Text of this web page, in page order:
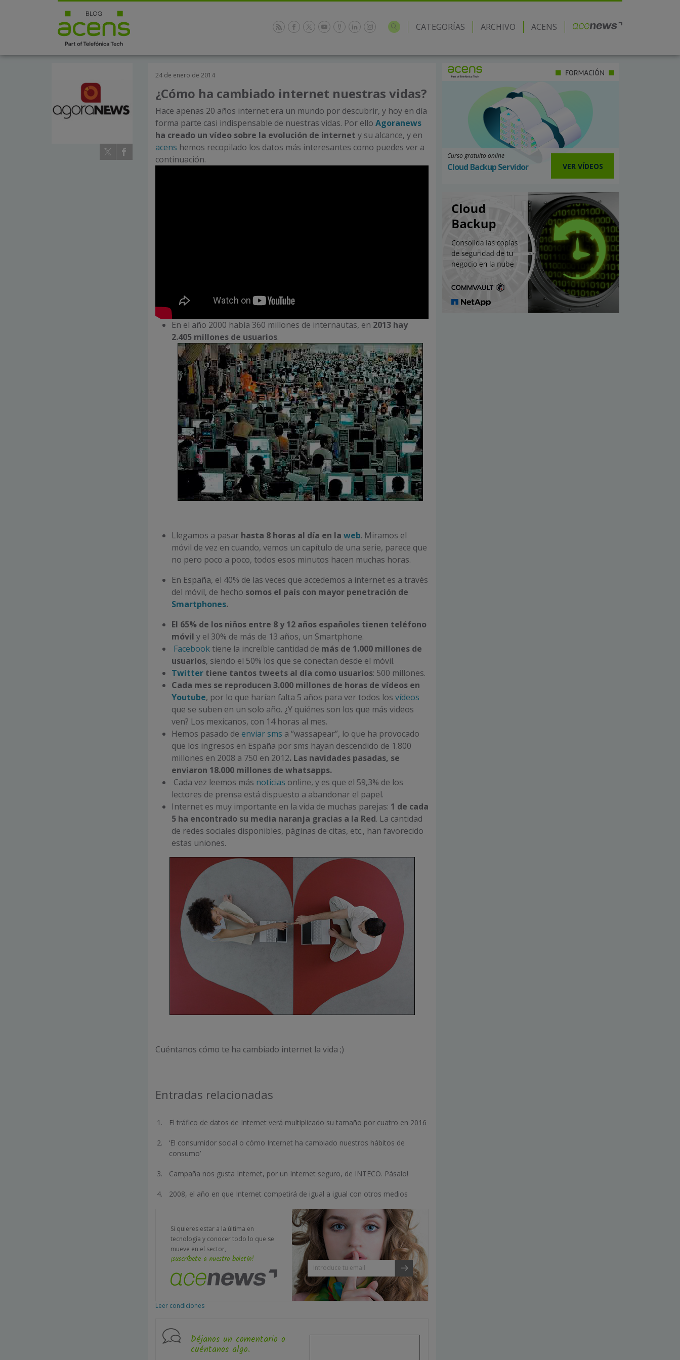
CATEGORÍAS ARCHIVO ACENS
24 de enero de 2014
¿Cómo ha cambiado internet nuestras vidas?
Hace apenas 20 años internet era un mundo por descubrir, y hoy en día
forma parte casi indispensable de nuestras vidas. Por ello Agoranews
ha creado un vídeo sobre la evolución de internet y su alcance, y en
acens hemos recopilado los datos más interesantes como puedes ver a
continuación.
En el año 2000 había 360 millones de internautas, en 2013 hay
2.405 millones de usuarios.
Llegamos a pasar hasta 8 horas al día en la web. Miramos el
móvil de vez en cuando, vemos un capítulo de una serie, parece que
no pero poco a poco, todos esos minutos hacen muchas horas.
En España, el 40% de las veces que accedemos a internet es a través
del móvil, de hecho somos el país con mayor penetración de
Smartphones.
El 65% de los niños entre 8 y 12 años españoles tienen teléfono
móvil y el 30% de más de 13 años, un Smartphone.
Facebooktiene la increíble cantidad de más de 1.000 millones de
usuarios, siendo el 50% los que se conectan desde el móvil.
Twitter tiene tantos tweets al día como usuarios: 500 millones.
Cada mes se reproducen 3.000 millones de horas de vídeos en
Youtube, por lo que harían falta 5 años para ver todos los vídeos
que se suben en un solo año. ¿Y quiénes son los que más videos
ven? Los mexicanos, con 14 horas al mes.
Hemos pasado de enviar sms a “wassapear”, lo que ha provocado
que los ingresos en España por sms hayan descendido de 1.800
millones en 2008 a 750 en 2012. Las navidades pasadas, se
enviaron 18.000 millones de whatsapps.
Cada vez leemos más noticias online, y es que el 59,3% de los
lectores de prensa está dispuesto a abandonar el papel.
Internet es muy importante en la vida de muchas parejas: 1 de cada
5 ha encontrado su media naranja gracias a la Red. La cantidad
de redes sociales disponibles, páginas de citas, etc., han favorecido
estas uniones.
Cuéntanos cómo te ha cambiado internet la vida ;)
Entradas relacionadas
El tráfico de datos de Internet verá multiplicado su tamaño por cuatro en 2016
‘El consumidor social o cómo Internet ha cambiado nuestros hábitos de
consumo’
Campaña nos gusta Internet, por un Internet seguro, de INTECO. Pásalo!
2008, el año en que Internet competirá de igual a igual con otros medios
Si quieres estar a la última en
tecnología y conocer todo lo que se
mueve en el sector,
¡suscríbete a nuestro boletín!
Leer condiciones
Déjanos un comentario o
cuéntanos algo.
Curso gratuito online
Cloud Backup Servidor VER VÍDEOS